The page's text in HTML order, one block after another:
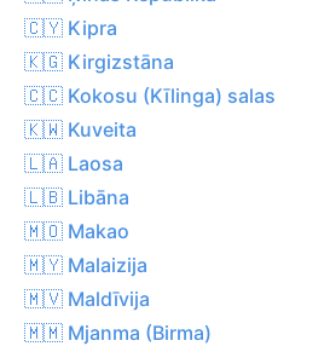
🇨🇾 Kipra
🇰🇬 Kirgizstāna
🇨🇨 Kokosu (Kīlinga) salas
🇰🇼 Kuveita
🇱🇦 Laosa
🇱🇧 Libāna
🇲🇴 Makao
🇲🇾 Malaizija
🇲🇻 Maldīvija
🇲🇲 Mjanma (Birma)